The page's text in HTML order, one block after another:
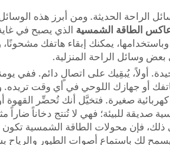
الراحة الحديثة. ومن أبرز هذه
الطاقة الشمسية
يمكنك إبقاء هاتفك
بعض وسائل الراحة المنزلية.
أولاً، يُبقِيك على اتصالٍ دائم. ففي
أو جهازك اللوحي في أي وقت تريده.
كهربائية صغيرة. فتخيَّل أنك تُحضِّر
صديقة للبيئة؛ فهي لا تُنتج دخاناً
ذلك، فإن محولات الطاقة الشمسية